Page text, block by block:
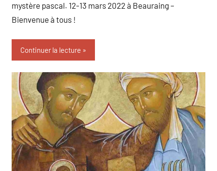
mystère pascal. 12-13 mars 2022 à Beauraing –
Bienvenue à tous !
Continuer la lecture